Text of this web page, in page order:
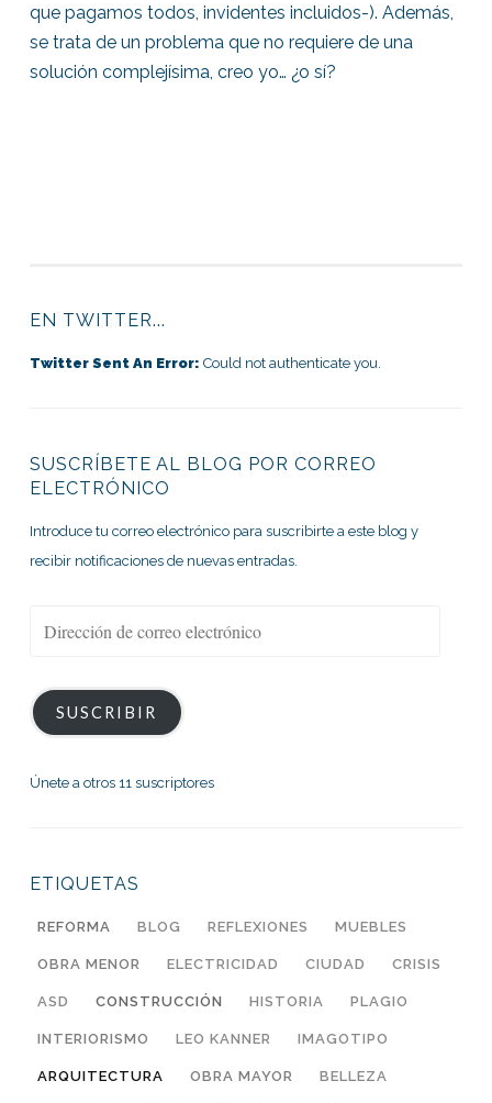
que pagamos todos, invidentes incluidos-). Además,
se trata de un problema que no requiere de una
solución complejísima, creo yo… ¿o sí?
EN TWITTER...
Twitter Sent An Error: Could not authenticate you.
SUSCRÍBETE AL BLOG POR CORREO
ELECTRÓNICO
Introduce tu correo electrónico para suscribirte a este blog y
recibir notificaciones de nuevas entradas.
electrónico
SUSCRIBIR
Únete a otros 11 suscriptores
ETIQUETAS
REFORMA BLOG REFLEXIONES MUEBLES
OBRA MENOR ELECTRICIDAD CIUDAD CRISIS
ASD CONSTRUCCIÓN HISTORIA PLAGIO
INTERIORISMO LEO KANNER IMAGOTIPO
ARQUITECTURA OBRA MAYOR BELLEZA